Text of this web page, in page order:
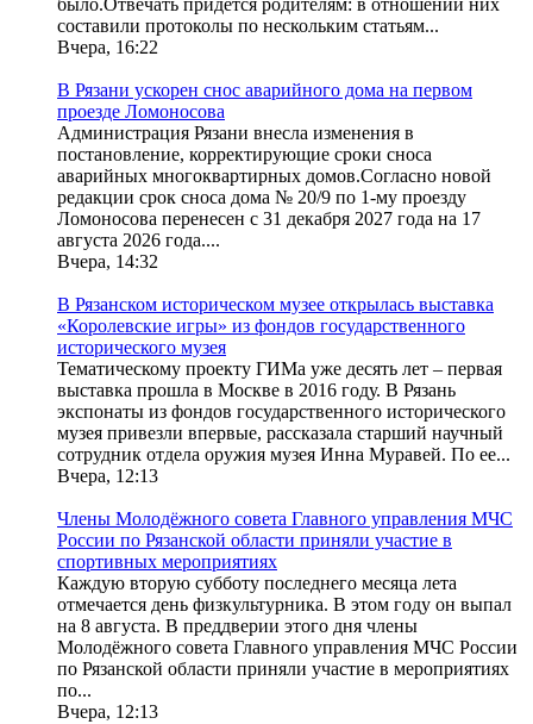
было.Отвечать придется родителям: в отношении них
составили протоколы по нескольким статьям...
Вчера, 16:22
В Рязани ускорен снос аварийного дома на первом
проезде Ломоносова
Администрация Рязани внесла изменения в
постановление, корректирующие сроки сноса
аварийных многоквартирных домов.Согласно новой
редакции срок сноса дома № 20/9 по 1-му проезду
Ломоносова перенесен с 31 декабря 2027 года на 17
августа 2026 года....
Вчера, 14:32
В Рязанском историческом музее открылась выставка
«Королевские игры» из фондов государственного
исторического музея
Тематическому проекту ГИМа уже десять лет – первая
выставка прошла в Москве в 2016 году. В Рязань
экспонаты из фондов государственного исторического
музея привезли впервые, рассказала старший научный
сотрудник отдела оружия музея Инна Муравей. По ее...
Вчера, 12:13
Члены Молодёжного совета Главного управления МЧС
России по Рязанской области приняли участие в
спортивных мероприятиях
Каждую вторую субботу последнего месяца лета
отмечается день физкультурника. В этом году он выпал
на 8 августа. В преддверии этого дня члены
Молодёжного совета Главного управления МЧС России
по Рязанской области приняли участие в мероприятиях
по...
Вчера, 12:13